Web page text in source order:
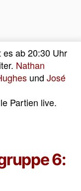
ab 20:30 Uhr
Nathan
und José
Partien live.
6: